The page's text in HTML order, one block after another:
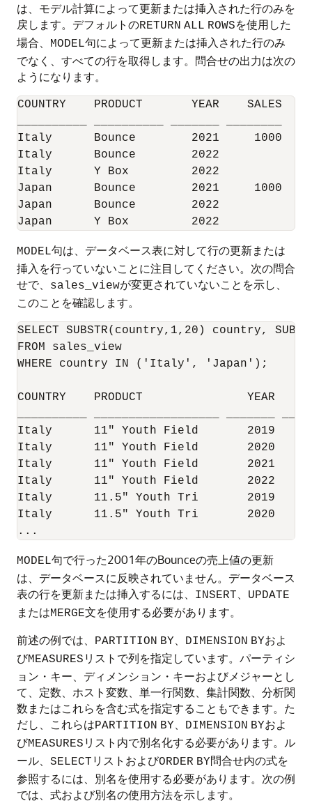
は、モデル計算によって更新または挿入された行のみを
戻します。デフォルトのRETURN ALL ROWSを使用した
場合、
MODEL句によって更新または挿入された行のみ
でなく、すべての行を取得します。問合せの出力は次の
ようになります。
COUNTRY    PRODUCT       YEAR    SALES
Italy      Bounce        2021     1000
Italy      Bounce        2022
Italy      Y Box         2022
Japan      Bounce        2021     1000
Japan      Bounce        2022
Japan      Y Box         2022
MODEL句は、データベース表に対して行の更新または
挿入を行っていないことに注目してください。次の問合
せで、
sales_viewが変更されていないことを示し、
このことを確認します。
SELECT SUBSTR(country,1,20) country,
FROM sales_view
WHERE country IN ('Italy', 'Japan');
COUNTRY    PRODUCT               YEAR
Italy      11" Youth Field       2019
Italy      11" Youth Field       2020
Italy      11" Youth Field       2021
Italy      11" Youth Field       2022
Italy      11.5" Youth Tri       2019
Italy      11.5" Youth Tri       2020
MODEL句で行った2001年のBounceの売上値の更新
は、データベースに反映されていません。データベース
表の行を更新または挿入するには、
INSERT、 UPDATE
またはMERGE文を使用する必要があります。
前述の例では、
PARTITION BY、 DIMENSION BYおよ
びMEASURES リストで列を指定しています。パーティシ
ョン・キー、ディメンション・キーおよびメジャーとし
て、定数、ホスト変数、単一行関数、集計関数、分析関
数またはこれらを含む式を指定することもできます。た
だし、これらはPARTITION BY、 DIMENSION BYおよ
びMEASURES リスト内で別名化する必要があります。ル
ール、 SELECT リストおよびORDER BY問合せ内の式を
参照するには、別名を使用する必要があります。次の例
では、式および別名の使用方法を示します。